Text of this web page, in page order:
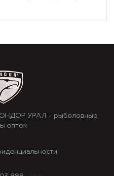
УРАЛ - рыболовные
оптом